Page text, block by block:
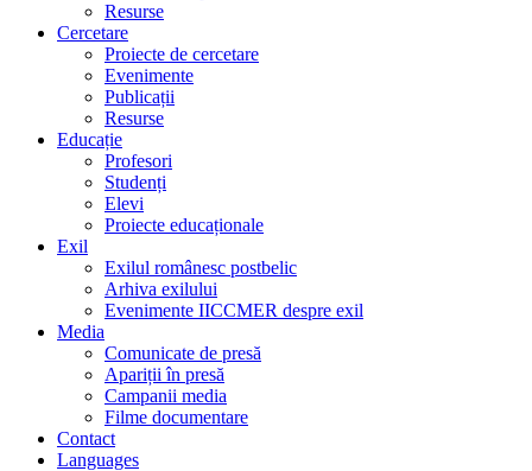
Resurse
Cercetare
Proiecte de cercetare
Evenimente
Publicații
Resurse
Educație
Profesori
Studenți
Elevi
Proiecte educaționale
Exil
Exilul românesc postbelic
Arhiva exilului
Evenimente IICCMER despre exil
Media
Comunicate de presă
Apariții în presă
Campanii media
Filme documentare
Contact
Languages